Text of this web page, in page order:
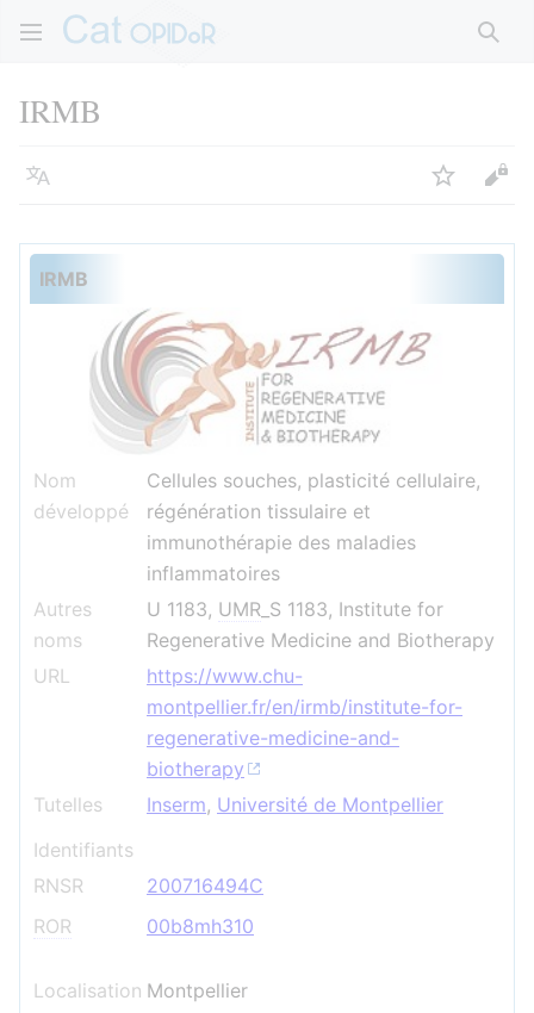
IRMB
Langue Suivre
IRMB
Nom
développé
Cellules souches, plasticité cellulaire,
régénération tissulaire et
immunothérapie des maladies
inflammatoires
Autres
noms
U 1183, UMR _S 1183, Institute for
Regenerative Medicine and Biotherapy
URL
https://www.chu-
montpellier.fr/en/irmb/institute-for-
regenerative-medicine-and-
biotherapy
Tutelles
Inserm, Université de Montpellier
Identifiants
RNSR
200716494C
ROR
00b8mh310
Localisation Montpellier